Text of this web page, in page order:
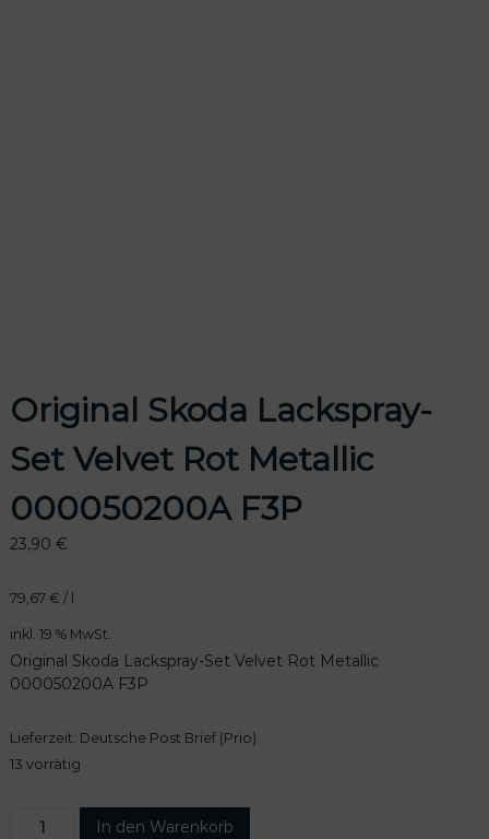
Original Skoda Lackspray-
Set Velvet Rot Metallic
000050200A F3P
23,90 €
79,67 € /
inkl. 19 % MwSt.
Original Skoda Lackspray-Set Velvet Rot Metallic
000050200A F3P
Lieferzeit: Deutsche Post Brief (Prio)
13 vorrätig
In den Warenkorb